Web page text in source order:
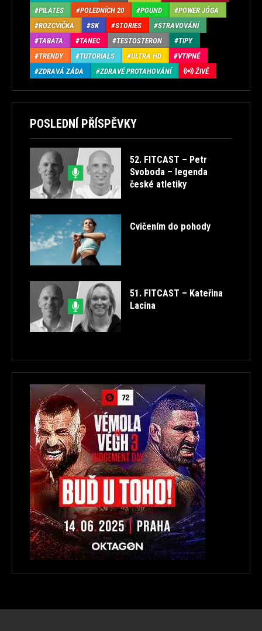
PILATES
POLEDNÍCH 20 POUND
POWER JÓGA
ROZCVIČKA
SK STORIES
STRAVOVÁNÍ
TABATA
TANEC TESTOSTERON
TIPY
TRENDY
TUTORIALS ULTRA HD
VTIPNÉ
ZDRAVÁ ZÁDA
ZDRAVÉ PROTAHOVÁNÍ ŽIVĚ
POSLEDNÍ PŘÍSPĚVKY
52. FITCAST – Petr
Svoboda – legenda
české atletiky
Cvičením do pohody
51. FITCAST – Kateřina
Lacina